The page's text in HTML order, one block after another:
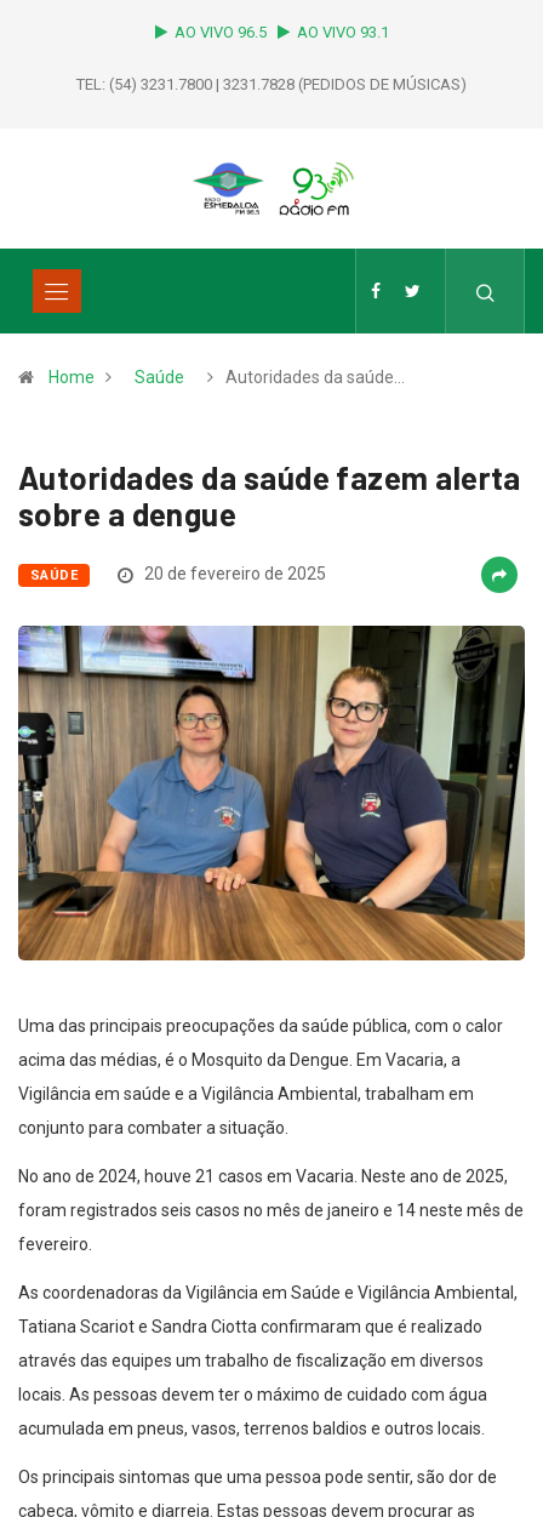
AO VIVO 96.5 AO VIVO 93.1
TEL: (54) 3231.7800 | 3231.7828 (PEDIDOS DE MÚSICAS)
Home Saúde Autoridades da saúde…
Autoridades da saúde fazem alerta
sobre a dengue
SAÚDE 20 de fevereiro de 2025
Uma das principais preocupações da saúde pública, com o calor
acima das médias, é o Mosquito da Dengue. Em Vacaria, a
Vigilância em saúde e a Vigilância Ambiental, trabalham em
conjunto para combater a situação.
No ano de 2024, houve 21 casos em Vacaria. Neste ano de 2025,
foram registrados seis casos no mês de janeiro e 14 neste mês de
fevereiro.
As coordenadoras da Vigilância em Saúde e Vigilância Ambiental,
Tatiana Scariot e Sandra Ciotta confirmaram que é realizado
através das equipes um trabalho de fiscalização em diversos
locais. As pessoas devem ter o máximo de cuidado com água
acumulada em pneus, vasos, terrenos baldios e outros locais.
Os principais sintomas que uma pessoa pode sentir, são dor de
cabeça, vômito e diarreia. Estas pessoas devem procurar as